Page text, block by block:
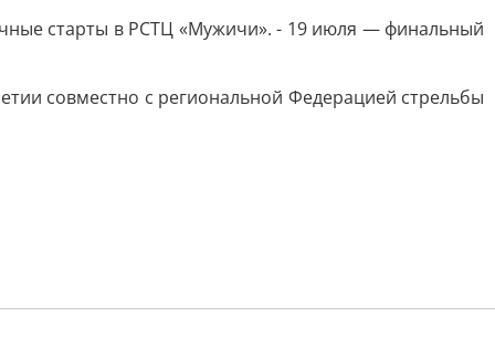
старты в РСТЦ «Мужичи». - 19 июля — финальный
совместно с региональной Федерацией стрельбы